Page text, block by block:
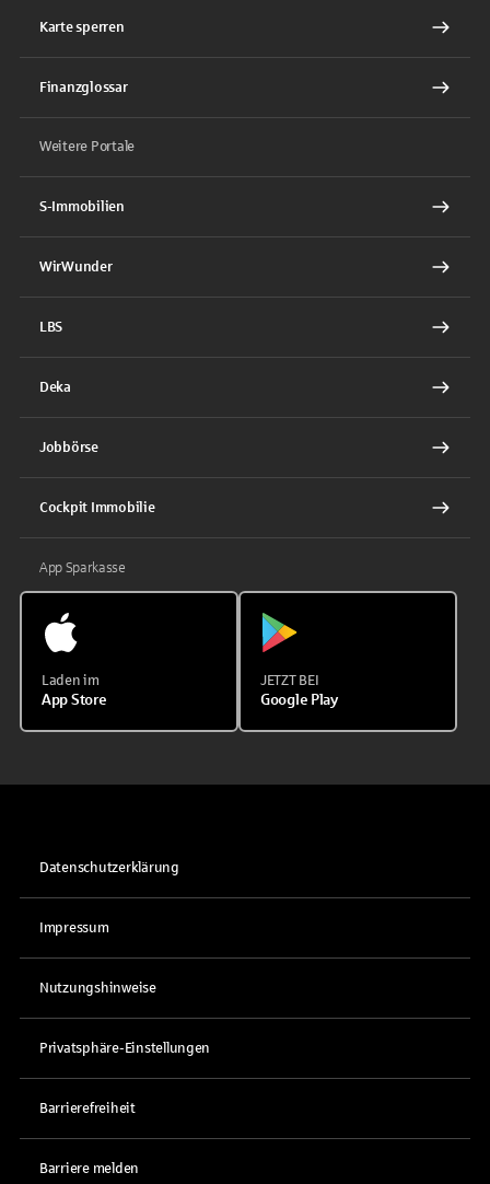
Karte sperren
Finanzglossar
Weitere Portale
S-Immobilien
WirWunder
LBS
Deka
Jobbörse
Cockpit Immobilie
App Sparkasse
Laden im
App Store
JETZT BEI
Google Play
Datenschutzerklärung
Impressum
Nutzungshinweise
Privatsphäre-Einstellungen
Barrierefreiheit
Barriere melden